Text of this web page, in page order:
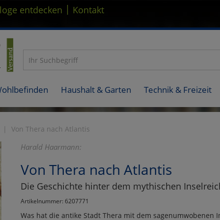
entdecken | Kontakt
Haushalt & Garten Technik & Freizeit
Von Thera nach Atlantis
Harald Haarmann:
Von Thera nach Atlantis
Die Geschichte hinter dem mythischen
Artikelnummer: 6207771
Was hat die antike Stadt Thera mit dem